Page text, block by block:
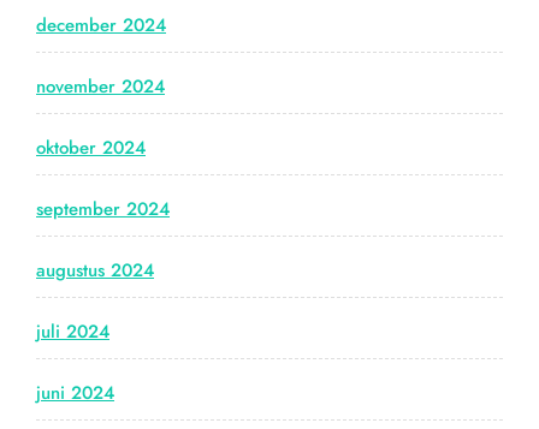
december 2024
november 2024
oktober 2024
september 2024
augustus 2024
juli 2024
juni 2024